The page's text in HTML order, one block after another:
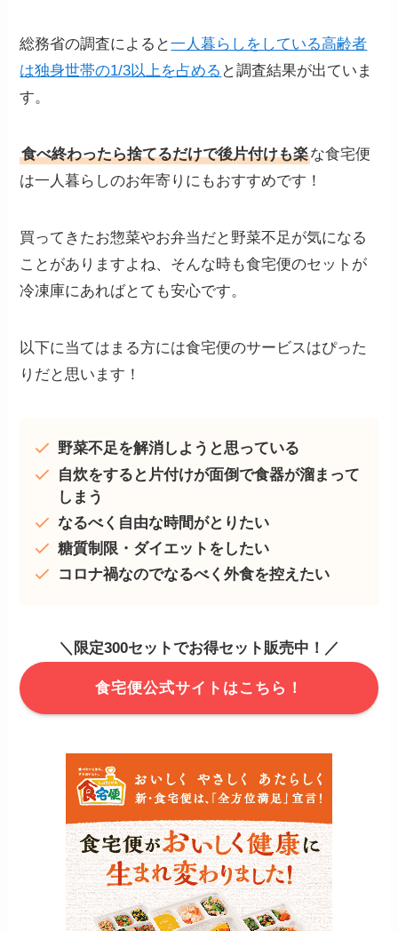
総務省の調査によると一人暮らしをしている高齢者
は独身世帯の1/3以上を占める と調査結果が出ていま
す。
食べ終わったら捨てるだけで後片付けも楽な食宅便
は一人暮らしのお年寄りにもおすすめです！
買ってきたお惣菜やお弁当だと野菜不足が気になる
ことがありますよね、そんな時も食宅便のセットが
冷凍庫にあればとても安心です。
以下に当てはまる方には食宅便のサービスはぴった
りだと思います！
野菜不足を解消しようと思っている
自炊をすると片付けが面倒で食器が溜まって
しまう
なるべく自由な時間がとりたい
糖質制限・ダイエットをしたい
コロナ禍なのでなるべく外食を控えたい
＼限定300セットでお得セット販売中！／
食宅便公式サイトはこちら！